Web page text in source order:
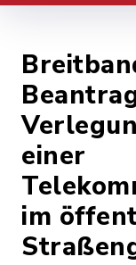
einer
im